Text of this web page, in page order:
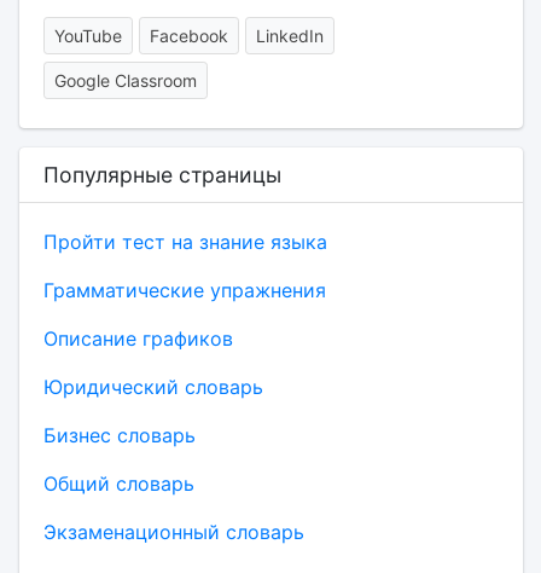
YouTube Facebook LinkedIn
Google Classroom
Популярные страницы
Пройти тест на знание языка
Грамматические упражнения
Описание графиков
Юридический словарь
Бизнес словарь
Общий словарь
Экзаменационный словарь